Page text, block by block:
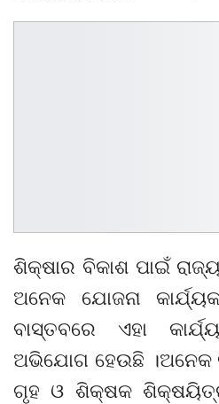
ଶିକ୍ଷାର ବିକାଶ ପାଇଁ
ଅନେକ ଯୋଜନା
ବାସ୍ତବରେ ଏହା
ଅଭିଯୋଗ ହେଉଛି ।ଅନେକ
ଗୃହ ଓ ଶିକ୍ଷକ